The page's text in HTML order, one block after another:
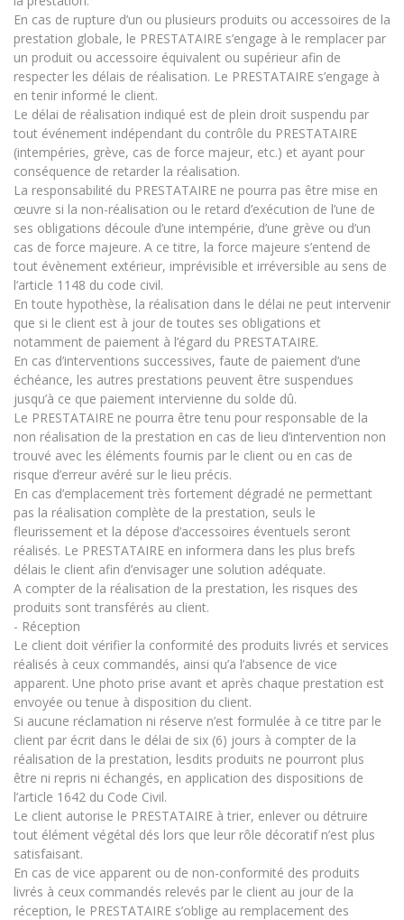
En cas de rupture d’un ou plusieurs produits ou accessoires de la
prestation globale, le PRESTATAIRE s’engage à le remplacer par
un produit ou accessoire équivalent ou supérieur afin de
respecter les délais de réalisation. Le PRESTATAIRE s’engage à
en tenir informé le client.
Le délai de réalisation indiqué est de plein droit suspendu par
tout événement indépendant du contrôle du PRESTATAIRE
(intempéries, grève, cas de force majeur, etc.) et ayant pour
conséquence de retarder la réalisation.
La responsabilité du PRESTATAIRE ne pourra pas être mise en
œuvre si la non-réalisation ou le retard d’exécution de l’une de
ses obligations découle d’une intempérie, d’une grève ou d’un
cas de force majeure. A ce titre, la force majeure s’entend de
tout évènement extérieur, imprévisible et irréversible au sens de
l’article 1148 du code civil.
En toute hypothèse, la réalisation dans le délai ne peut intervenir
que si le client est à jour de toutes ses obligations et
notamment de paiement à l’égard du PRESTATAIRE.
En cas d’interventions successives, faute de paiement d’une
échéance, les autres prestations peuvent être suspendues
jusqu’à ce que paiement intervienne du solde dû.
Le PRESTATAIRE ne pourra être tenu pour responsable de la
non réalisation de la prestation en cas de lieu d’intervention non
trouvé avec les éléments fournis par le client ou en cas de
risque d’erreur avéré sur le lieu précis.
En cas d’emplacement très fortement dégradé ne permettant
pas la réalisation complète de la prestation, seuls le
fleurissement et la dépose d’accessoires éventuels seront
réalisés. Le PRESTATAIRE en informera dans les plus brefs
délais le client afin d’envisager une solution adéquate.
A compter de la réalisation de la prestation, les risques des
produits sont transférés au client.
- Réception
Le client doit vérifier la conformité des produits livrés et services
réalisés à ceux commandés, ainsi qu’a l’absence de vice
apparent. Une photo prise avant et après chaque prestation est
envoyée ou tenue à disposition du client.
Si aucune réclamation ni réserve n’est formulée à ce titre par le
client par écrit dans le délai de six (6) jours à compter de la
réalisation de la prestation, lesdits produits ne pourront plus
être ni repris ni échangés, en application des dispositions de
l’article 1642 du Code Civil.
Le client autorise le PRESTATAIRE à trier, enlever ou détruire
tout élément végétal dés lors que leur rôle décoratif n’est plus
satisfaisant.
En cas de vice apparent ou de non-conformité des produits
livrés à ceux commandés relevés par le client au jour de la
réception, le PRESTATAIRE s’oblige au remplacement des